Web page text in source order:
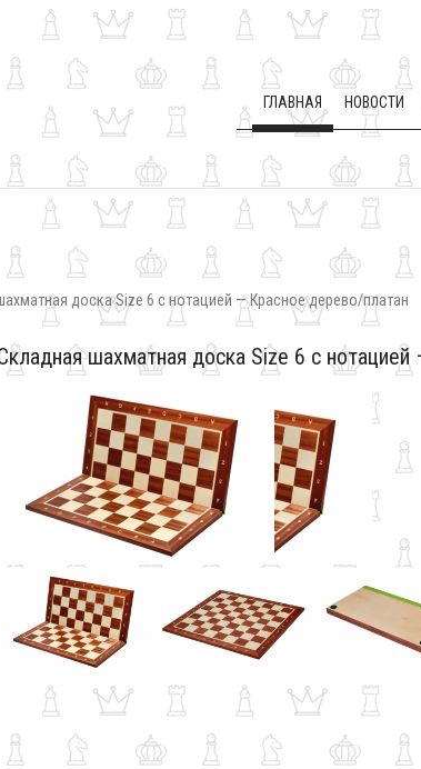
ГЛАВНАЯ НОВОСТИ
доска Size 6 с нотацией — Красное дерево/платан
шахматная доска Size 6 с